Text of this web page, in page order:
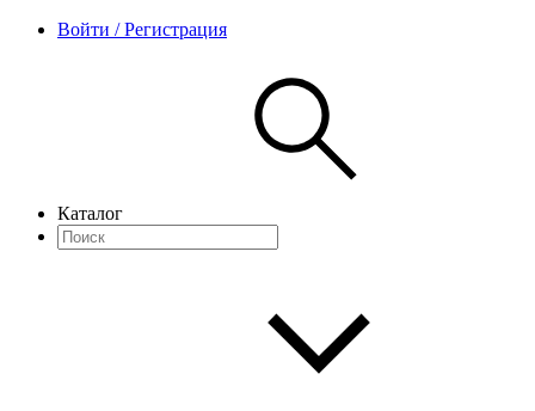
Войти / Регистрация
Каталог